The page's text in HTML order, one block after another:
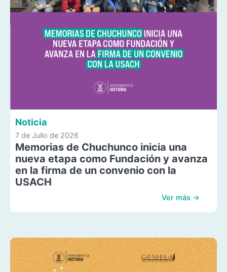
Noticia
7 de Julio de 2026
Memorias de Chuchunco inicia una
nueva etapa como Fundación y avanza
en la firma de un convenio con la
USACH
Ver más →